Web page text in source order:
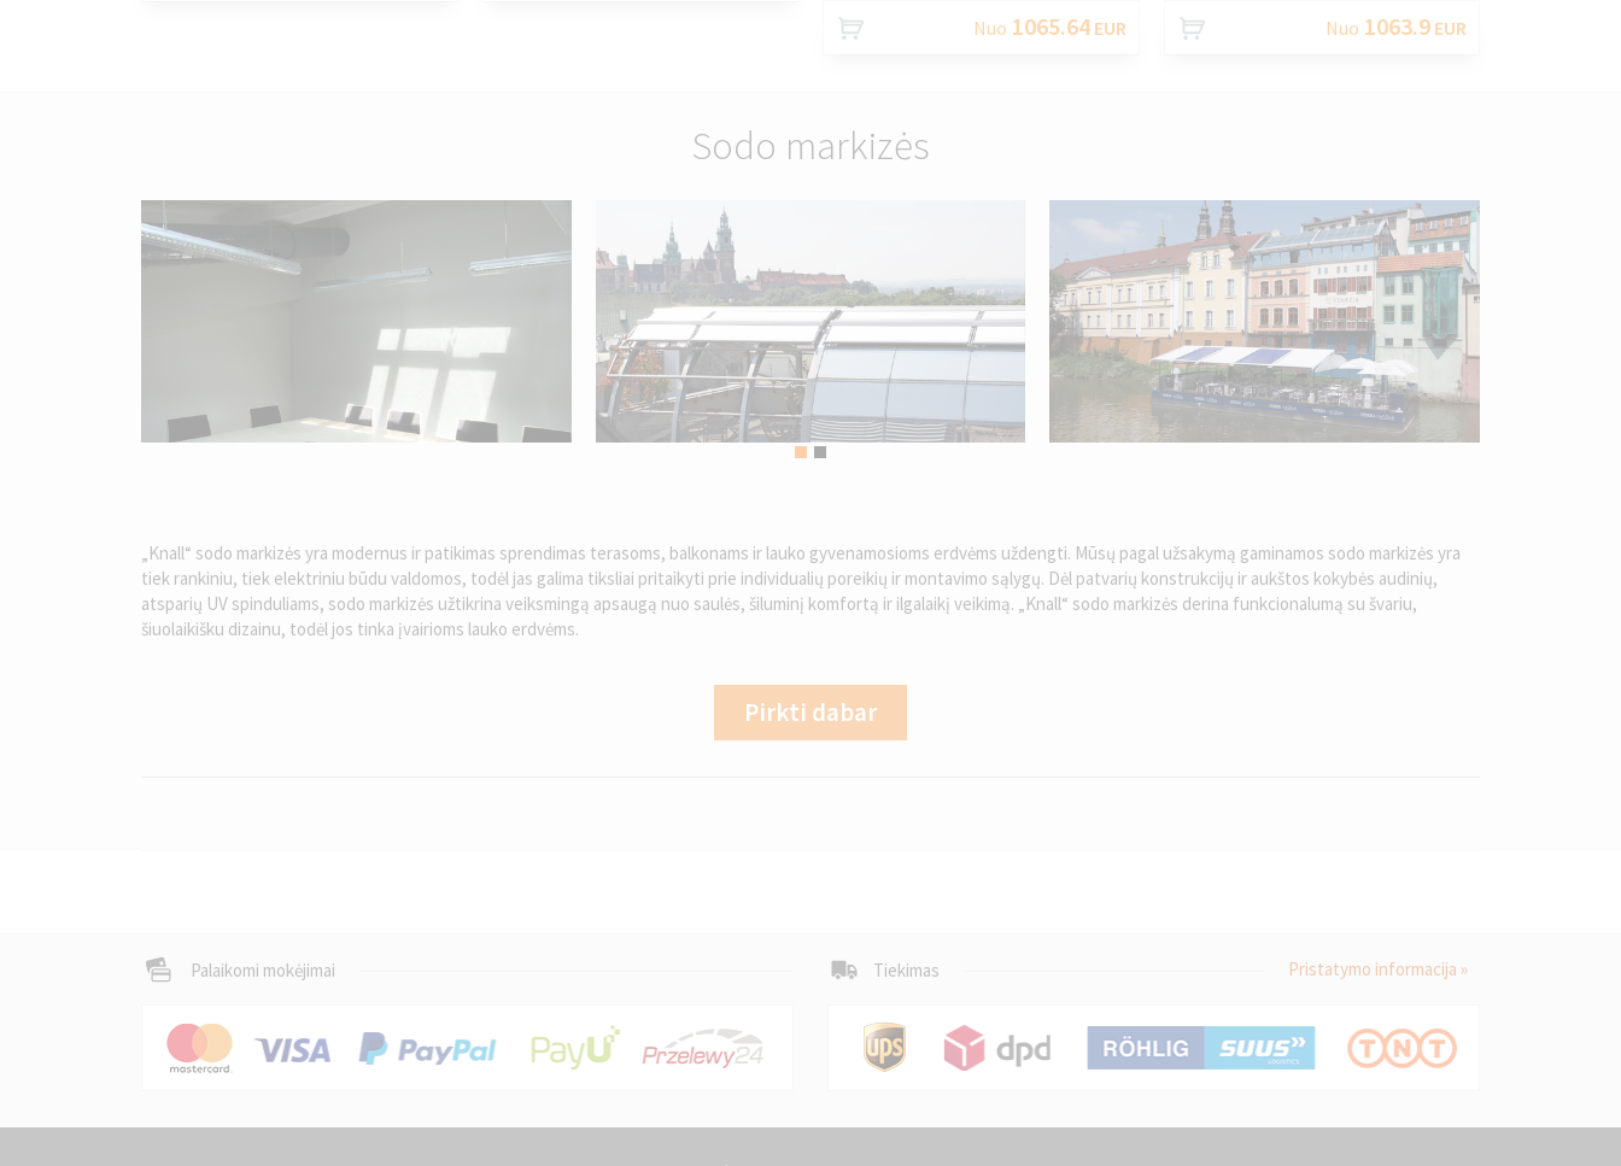
Nuo 1065.64EUR Nuo 1063.9 EUR
Sodo markizės
„Knall“ sodo markizės yra modernus ir patikimas sprendimas terasoms, balkonams ir lauko gyvenamosioms erdvėms uždengti. Mūsų pagal užsakymą gaminamos sodo markizės yra
tiek rankiniu, tiek elektriniu būdu valdomos, todėl jas galima tiksliai pritaikyti prie individualių poreikių ir montavimo sąlygų. Dėl patvarių konstrukcijų ir aukštos kokybės audinių,
atsparių UV spinduliams, sodo markizės užtikrina veiksmingą apsaugą nuo saulės, šiluminį komfortą ir ilgalaikį veikimą. „Knall“ sodo markizės derina funkcionalumą su švariu,
šiuolaikišku dizainu, todėl jos tinka įvairioms lauko erdvėms.
Pirkti dabar
Palaikomi mokėjimai Tiekimas Pristatymo informacija »